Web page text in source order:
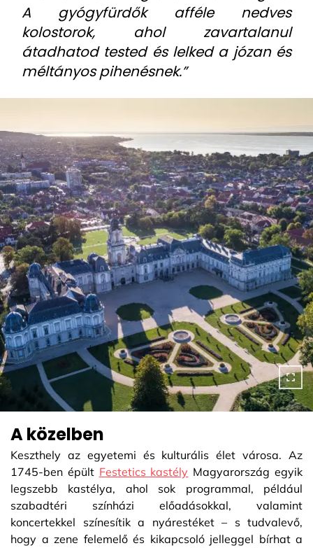
A gyógyfürdők afféle nedves
kolostorok, ahol zavartalanul
átadhatod tested és lelked a józan és
méltányos pihenésnek.”
A közelben
Keszthely az egyetemi és kulturális élet városa. Az
1745-ben épült Festetics kastély Magyarország egyik
legszebb kastélya, ahol sok programmal, például
szabadtéri színházi előadásokkal, valamint
koncertekkel színesítik a nyárestéket – s tudvalevő,
hogy a zene felemelő és kikapcsoló jelleggel bírhat a